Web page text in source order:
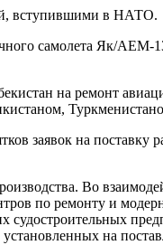
вступившими в НАТО.
самолета Як/АЕМ-
на ремонт
заявок на поставку
Во
по ремонту и
на